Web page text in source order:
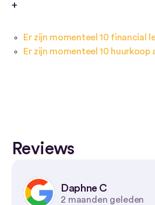
Er zijn momenteel 10 financial
Er zijn momenteel 10 huurkoop
Reviews
Daphne C
2 maanden geleden